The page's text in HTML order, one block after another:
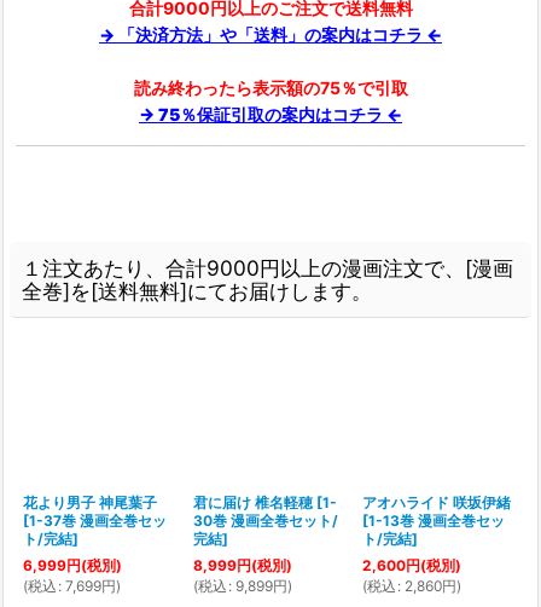
合計9000円以上のご注文で送料無料
→ 「決済方法」や「送料」の案内はコチラ ←
読み終わったら表示額の75％で引取
→ 75％保証引取の案内はコチラ ←
１注文あたり、合計9000円以上の漫画注文で、[漫画
全巻]を[送料無料]にてお届けします。
花より男子 神尾葉子
[1-37巻 漫画全巻セッ
ト/完結]
6,999円(税別)
(税込 : 7,699円)
君に届け 椎名軽穂 [1-
30巻 漫画全巻セット/
完結]
8,999円(税別)
(税込 : 9,899円)
アオハライド 咲坂伊緒
[1-13巻 漫画全巻セッ
ト/完結]
2,600円(税別)
(税込 : 2,860円)